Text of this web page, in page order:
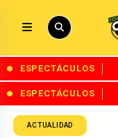
ESPECTÁCULOS
ESPECTÁCULOS
ACTUALIDAD